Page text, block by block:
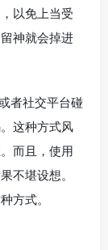
以免上当受
神就会掉进
者社交平台碰
这种方式风
而且，使用
不堪设想。
方式。